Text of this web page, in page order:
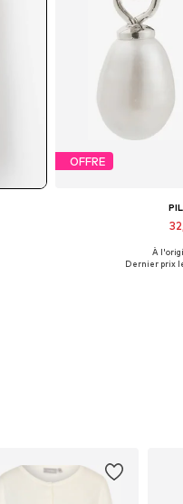
OFFRE
Tailles
À
Dernier prix